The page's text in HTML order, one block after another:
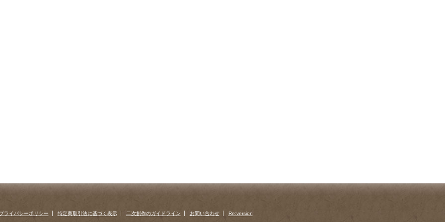
ライバシーポリシー 特定商取引法に基づく表示 二次創作のガイドライン お問い合わせ Re:version